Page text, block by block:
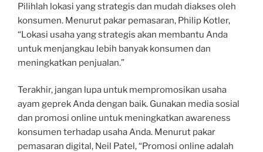
Pilihlah lokasi yang strategis dan mudah diakses oleh
konsumen. Menurut pakar pemasaran, Philip Kotler,
“Lokasi usaha yang strategis akan membantu Anda
untuk menjangkau lebih banyak konsumen dan
meningkatkan penjualan.”
Terakhir, jangan lupa untuk mempromosikan usaha
ayam geprek Anda dengan baik. Gunakan media sosial
dan promosi online untuk meningkatkan awareness
konsumen terhadap usaha Anda. Menurut pakar
pemasaran digital, Neil Patel, “Promosi online adalah